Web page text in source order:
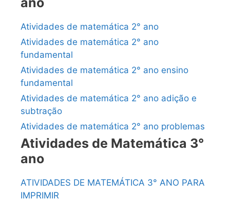
Atividades de matemática 2° ano
Atividades de matemática 2° ano
fundamental
Atividades de matemática 2° ano ensino
fundamental
Atividades de matemática 2° ano adição e
subtração
Atividades de matemática 2° ano problemas
Atividades de Matemática 3°
ano
ATIVIDADES DE MATEMÁTICA 3° ANO PARA
IMPRIMIR